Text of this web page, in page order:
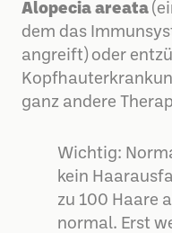
Alopecia areata
dem das
angreift) oder
ganz andere
Wichtig:
kein
zu 100 Haare
normal. Erst